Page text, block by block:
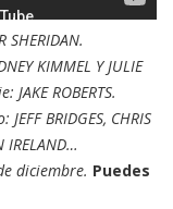
SHERIDAN.
KIMMEL Y JULIE
ROBERTS.
BRIDGES, CHRIS
IRELAND…
diciembre. Puedes